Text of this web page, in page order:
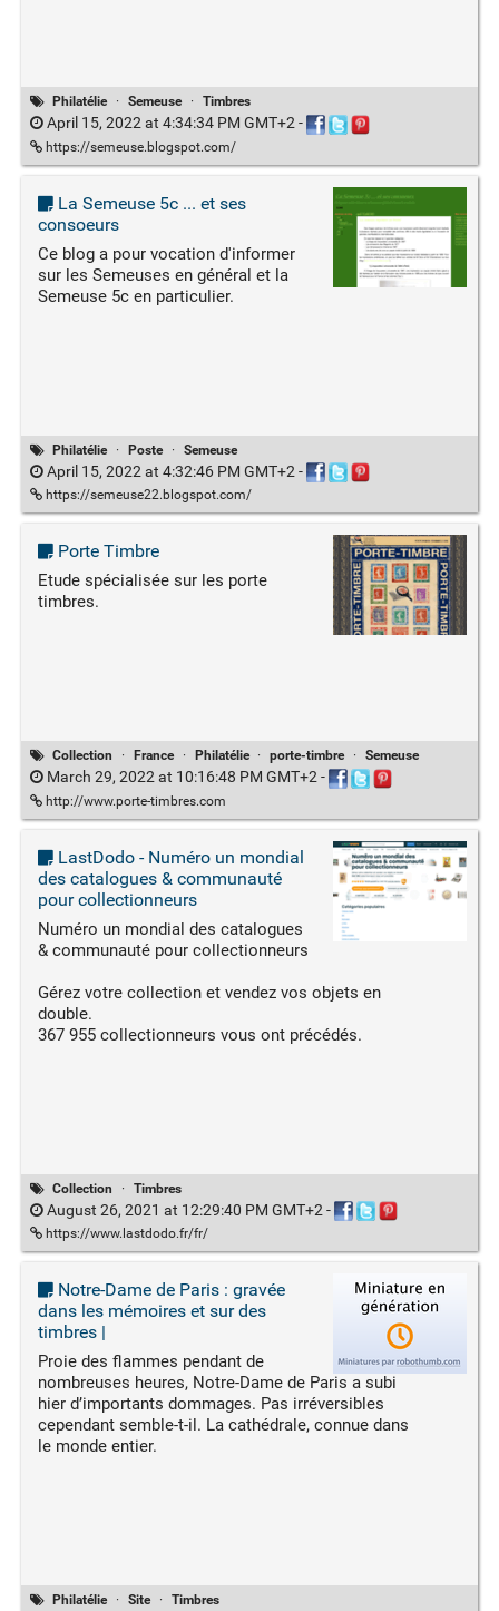
Philatélie · Semeuse · Timbres
April 15, 2022 at 4:34:34 PM GMT+2-
https://semeuse.blogspot.com/
La Semeuse 5c ... et ses
consoeurs
Ce blog a pour vocation d'informer
sur les Semeuses en général et la
Semeuse 5c en particulier.
Philatélie · Poste · Semeuse
April 15, 2022 at 4:32:46 PM GMT+2 -
https://semeuse22.blogspot.com/
Porte Timbre
Etude spécialisée sur les porte
timbres.
Collection · France · Philatélie · porte-timbre · Semeuse
March 29, 2022 at 10:16:48 PM GMT+2-
http://www.porte-timbres.com
LastDodo - Numéro un mondial
des catalogues & communauté
pour collectionneurs
Numéro un mondial des catalogues
& communauté pour collectionneurs
Gérez votre collection et vendez vos objets en
double.
367 955 collectionneurs vous ont précédés.
Collection · Timbres
August 26, 2021 at 12:29:40 PM GMT+2 -
https://www.lastdodo.fr/fr/
Notre-Dame de Paris : gravée
dans les mémoires et sur des
timbres |
Proie des flammes pendant de
nombreuses heures, Notre-Dame de Paris a subi
hier d’importants dommages. Pas irréversibles
cependant semble-t-il. La cathédrale, connue dans
le monde entier.
Philatélie · Site · Timbres